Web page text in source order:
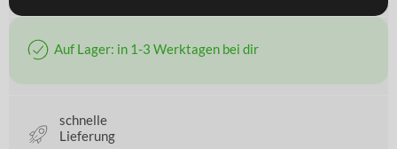
Auf Lager: in 1-3 Werktagen bei dir
schnelle
Lieferung